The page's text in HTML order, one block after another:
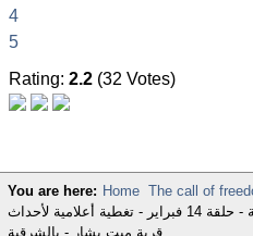
4
5
Rating: 2.2 (32 Votes)
You are here: Home The call of
تحاليل أخبارية - حلقة 14 فبراير - تغطية أعلامية لأحداث
قرية ميت بشار - بالشرقية